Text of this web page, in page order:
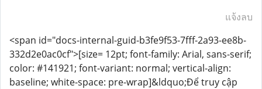
แจ้งลบ
<span id="docs-internal-guid-b3fe9f53-7fff-2a93-ee8b-
332d2e0ac0cf">[size= 12pt; font-family: Arial, sans-serif;
color: #141921; font-variant: normal; vertical-align:
baseline; white-space: pre-wrap]&ldquo;Để truy cập